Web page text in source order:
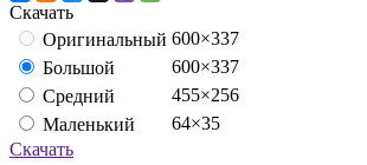
Скачать
Оригинальный 600×337
Большой
600×337
Средний
455×256
Маленький
64×35
Скачать